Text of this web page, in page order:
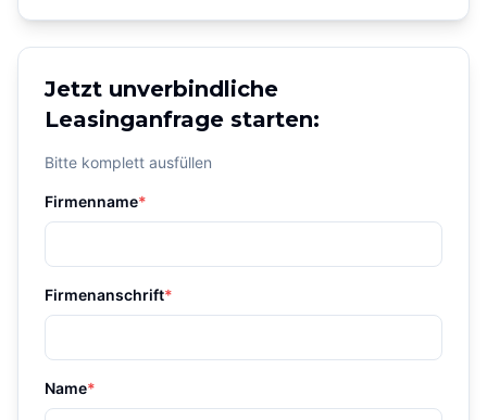
Jetzt unverbindliche
Leasinganfrage starten:
Bitte komplett ausfüllen
Firmenname*
Firmenanschrift*
Name*